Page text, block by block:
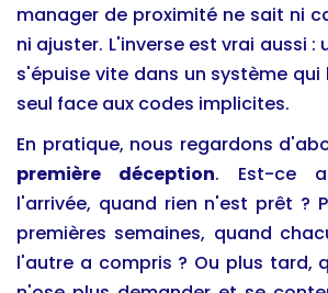
manager de proximité ne sait ni
ni ajuster. L'inverse est vrai aussi
s'épuise vite dans un système
seul face aux codes implicites.
En pratique, nous regardons
première déception. Est-ce
l'arrivée, quand rien n'est prêt ?
premières semaines, quand
l'autre a compris ? Ou plus tard,